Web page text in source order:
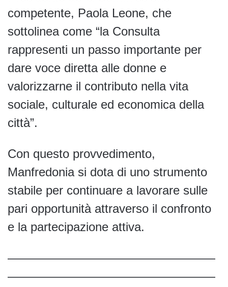
competente, Paola Leone, che
sottolinea come “la Consulta
rappresenti un passo importante per
dare voce diretta alle donne e
valorizzarne il contributo nella vita
sociale, culturale ed economica della
città”.
Con questo provvedimento,
Manfredonia si dota di uno strumento
stabile per continuare a lavorare sulle
pari opportunità attraverso il confronto
e la partecipazione attiva.
—————————————————
—————————————————